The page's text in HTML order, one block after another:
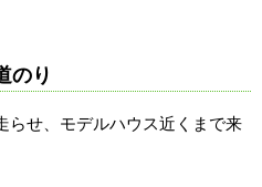
のり
らせ、モデルハウス近くまで来